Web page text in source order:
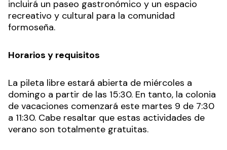
incluirá un paseo gastronómico y un espacio
recreativo y cultural para la comunidad
formoseña.
Horarios y requisitos
La pileta libre estará abierta de miércoles a
domingo a partir de las 15:30. En tanto, la colonia
de vacaciones comenzará este martes 9 de 7:30
a 11:30. Cabe resaltar que estas actividades de
verano son totalmente gratuitas.